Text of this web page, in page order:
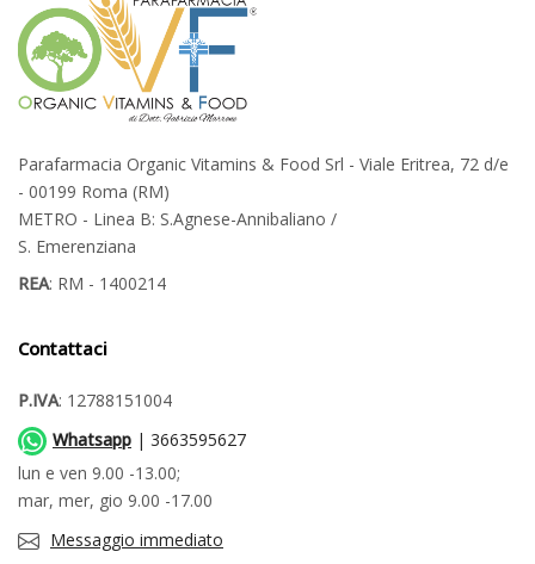
Parafarmacia Organic Vitamins & Food Srl - Viale Eritrea, 72 d/e
- 00199 Roma (RM)
METRO - Linea B: S.Agnese-Annibaliano /
S. Emerenziana
REA: RM - 1400214
Contattaci
P.IVA: 12788151004
Whatsapp | 3663595627
lun e ven 9.00 -13.00;
mar, mer, gio 9.00 -17.00
Messaggio immediato